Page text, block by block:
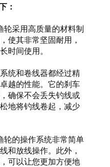
：
轮采用高质量的材料制
使其非常坚固耐用，
时间使用。
统和卷线器都经过精
越的性能。它的刹车
确保不会丢失钓线或
地将钓线卷起，减少
轮的操作系统非常简单
和放线操作。此外，
可以让您更加方便地